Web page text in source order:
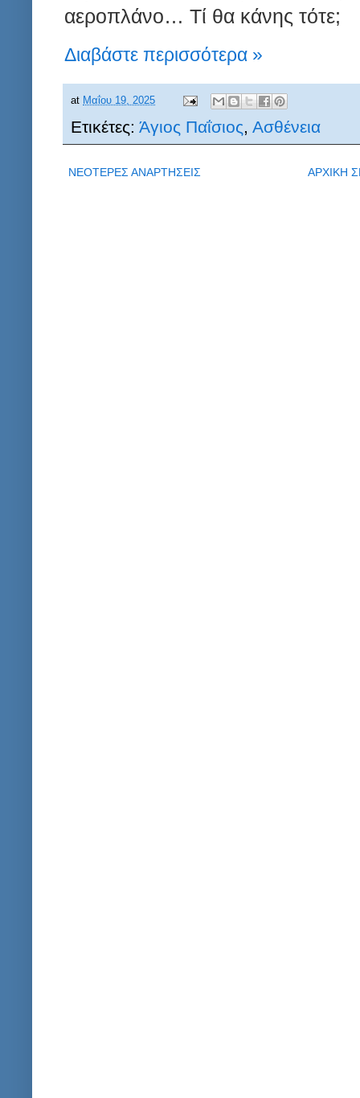
αεροπλάνο… Τί θα κάνης τότε;
Διαβάστε περισσότερα »
at Μαΐου 19, 2025
Ετικέτες: Άγιος Παΐσιος Ασθένεια
ΝΕΟΤΕΡΕΣ ΑΝΑΡΤΗΣΕΙΣ ΑΡΧΙΚΗ